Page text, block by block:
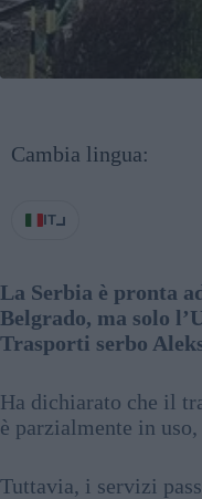
Cambia lingua:
IT
La Serbia è pronta
Belgrado, ma solo
Trasporti serbo
Ha dichiarato che il
è parzialmente in uso,
Tuttavia, i servizi